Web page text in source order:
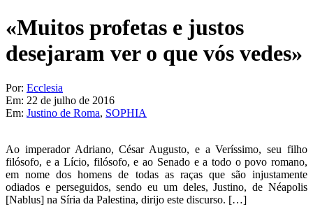
«Muitos profetas e justos
desejaram ver o que vós vedes»
Por: Ecclesia
Em: 22 de julho de 2016
Em: Justino de Roma, SOPHIA
Ao imperador Adriano, César Augusto, e a Veríssimo, seu filho
filósofo, e a Lício, filósofo, e ao Senado e a todo o povo romano,
em nome dos homens de todas as raças que são injustamente
odiados e perseguidos, sendo eu um deles, Justino, de Néapolis
[Nablus] na Síria da Palestina, dirijo este discurso. […]